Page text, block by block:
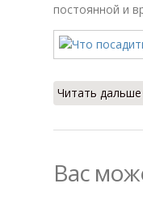
постоянной и
Читать
Вас